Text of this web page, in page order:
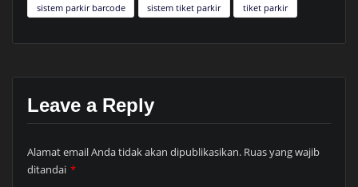
sistem parkir barcode sistem tiket parkir tiket parkir
Leave a Reply
Alamat email Anda tidak akan dipublikasikan. Ruas yang wajib
ditandai *